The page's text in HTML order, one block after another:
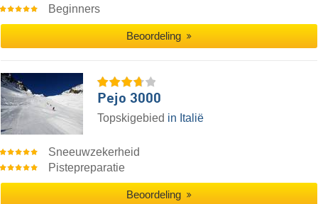
Beginners
Beoordeling
Pejo 3000
Topskigebied in Italië
Sneeuwzekerheid
Pistepreparatie
Beoordeling